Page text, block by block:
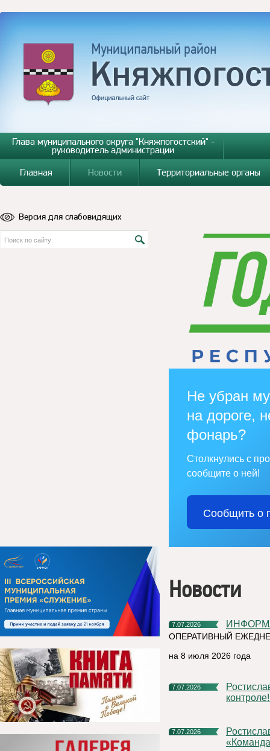
Глава муниципального округа "Княжпогостский" -
руководитель администрации
Главная
Новости Территориальные органы
Версия для слабовидящих
Не убран
на дороге,
фонарь?
Столкнулись с
сообщите о ней!
Сообщить о
Новости
7.07.2026
ОПЕРАТИВНЫЙ
на 8 июля 2026 года
7.07.2026
Ростислав Гольдштейн: «Подготовка к зиме – на строжайшем
7.07.2026
Ростислав Гольдштейн предложил расширить проект